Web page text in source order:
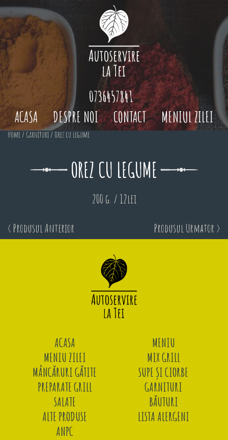
ACASA DESPRE NOI CONTACT MENIUL ZILEI
0736457841
Home / Garnituri / Orez cu legume
OREZ CU LEGUME
200 g. / 12lei
< Produsul Anterior Produsul Urmator >
ACASA
MENIU
MENIU ZILEI
MIX GRILL
MÂNCĂRURI GĂTITE
SUPE ȘI CIORBE
PREPARATE GRILL
GARNITURI
SALATE
BĂUTURI
ALTE PRODUSE
LISTA ALERGENI
ANPC